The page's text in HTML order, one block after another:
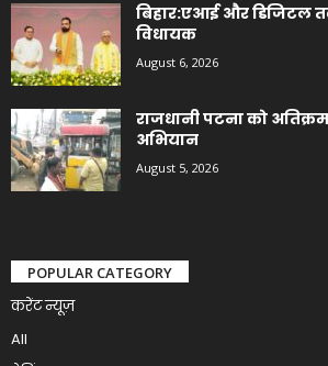
बिहार:एआई और डिजिटल
विधायक
August 6, 2026
राजधानी पटना को
अभियान
August 5, 2026
POPULAR CATEGORY
करेंट न्यूज़
All